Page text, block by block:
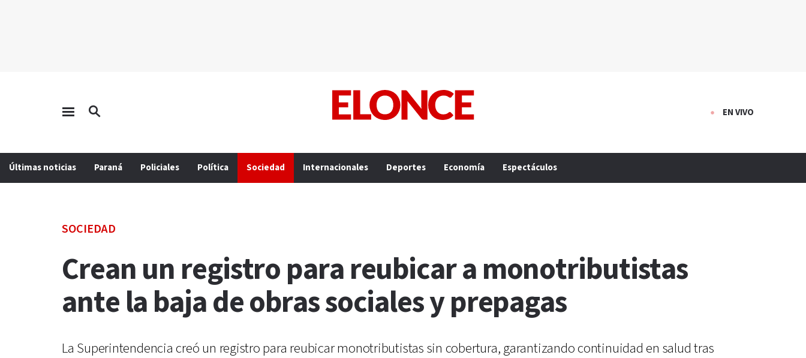
EN VIVO
Últimas noticias Paraná Policiales Política Sociedad Internacionales Deportes Economía Espectáculos
SOCIEDAD
Crean un registro para reubicar a monotributistas
ante la baja de obras sociales y prepagas
La Superintendencia creó un registro para reubicar monotributistas sin cobertura, garantizando continuidad en salud tras